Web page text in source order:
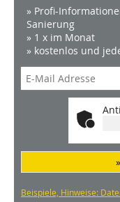
» Profi-
Sanierung
» 1 x im Monat
» kostenlos und
Beispiele, Hinweise: